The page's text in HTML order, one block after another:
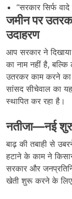
“सरकार सिर्फ
जमीन पर
उदाहरण
आप सरकार ने
का नाम नहीं है,
उतरकर काम करने का
सांसद सीचेवाल का
स्थापित कर रहा है।
नतीजा—नई
बाढ़ की तबाही से
हटाने के काम ने
सरकार और
खेती शुरू करने के लिए